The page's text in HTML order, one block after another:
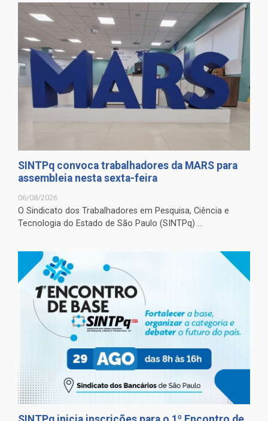
SINTPq convoca trabalhadores da MARS para
assembleia nesta sexta-feira
06/08/2026
O Sindicato dos Trabalhadores em Pesquisa, Ciência e
Tecnologia do Estado de São Paulo (SINTPq) ...